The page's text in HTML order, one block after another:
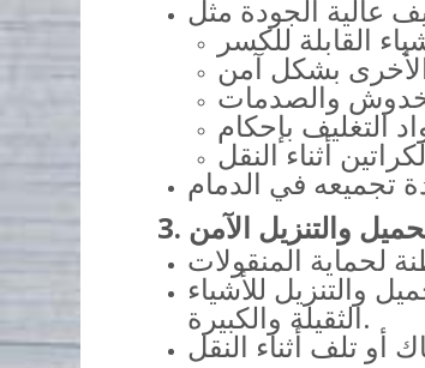
والتنزيل للأشياء
الثقيلة والكبيرة.